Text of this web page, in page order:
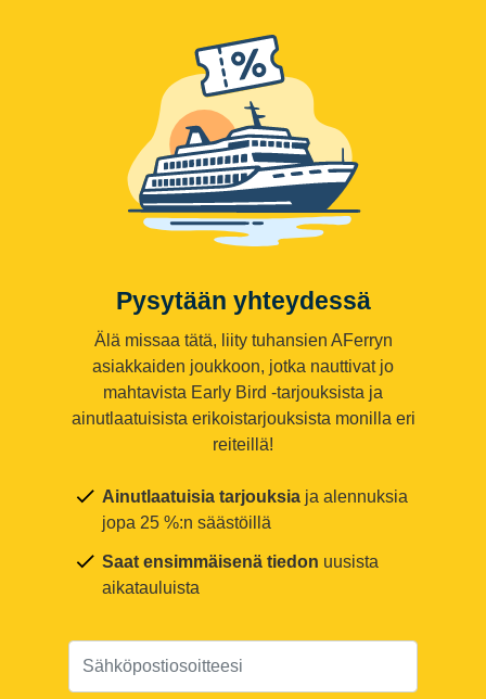
Pysytään yhteydessä
Älä missaa tätä, liity tuhansien AFerryn
asiakkaiden joukkoon, jotka nauttivat jo
mahtavista Early Bird -tarjouksista ja
ainutlaatuisista erikoistarjouksista monilla eri
reiteillä!
Ainutlaatuisia tarjouksia ja alennuksia
jopa 25 %:n säästöillä
Saat ensimmäisenä tiedon uusista
aikatauluista